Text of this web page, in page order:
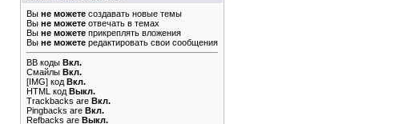
Вы не можете создавать новые темы
Вы не можете отвечать в темах
Вы не можете прикреплять вложения
Вы не можете редактировать свои сообщения
BB коды Вкл.
Смайлы Вкл.
[IMG] код Вкл.
HTML код Выкл.
Trackbacks are Вкл.
Pingbacks are Вкл.
Refbacks are Выкл.